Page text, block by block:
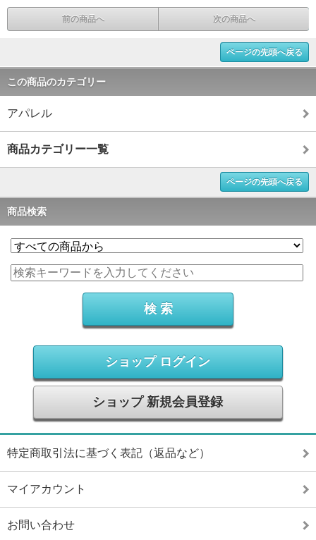
前の商品へ 次の商品へ
ページの先頭へ戻る
この商品のカテゴリー
アパレル
商品カテゴリー一覧
ページの先頭へ戻る
商品検索
ショップ ログイン
ショップ 新規会員登録
特定商取引法に基づく表記（返品など）
マイアカウント
お問い合わせ